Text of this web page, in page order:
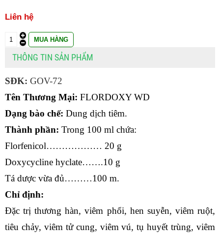
Liên hệ
THÔNG TIN SẢN PHẨM
SĐK: GOV-72
Tên Thương Mại: FLORDOXY WD
Dạng bào chế: Dung dịch tiêm.
Thành phần: Trong 100 ml chứa:
Florfenicol……………… 20 g
Doxycycline hyclate…….10 g
Tá dược vừa đủ………100 m.
Chỉ định:
Đặc trị thương hàn, viêm phổi, hen suyễn, viêm ruột,
tiêu chảy, viêm tử cung, viêm vú, tụ huyết trùng, viêm